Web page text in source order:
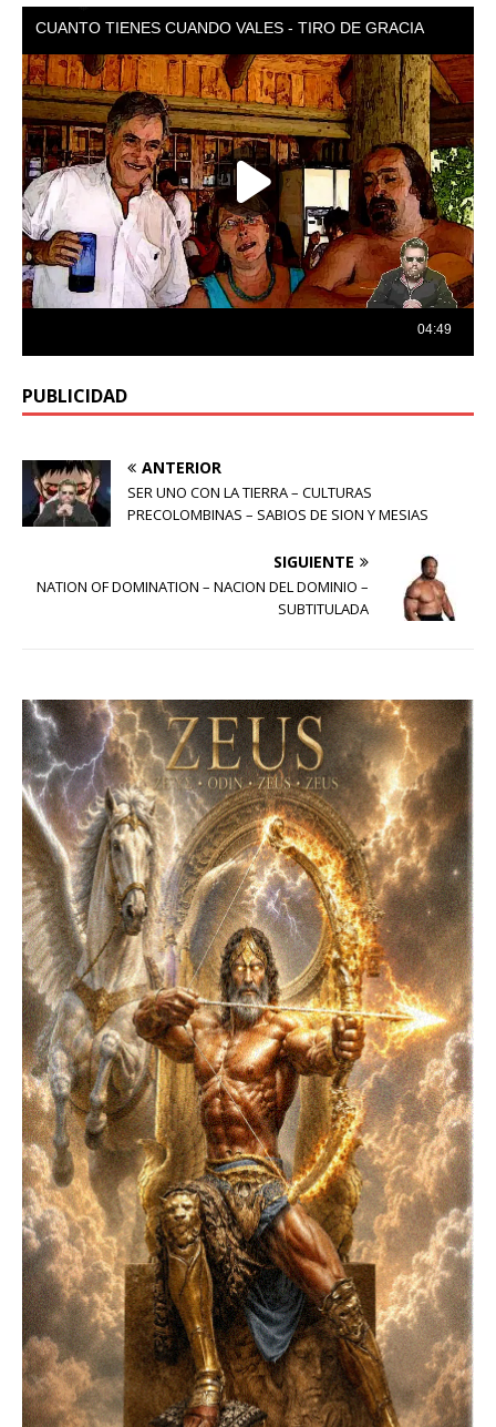
❅
PUBLICIDAD
ANTERIOR
SER UNO CON LA TIERRA – CULTURAS
PRECOLOMBINAS – SABIOS DE SION Y MESIAS
SIGUIENTE
NATION OF DOMINATION – NACION DEL DOMINIO –
SUBTITULADA